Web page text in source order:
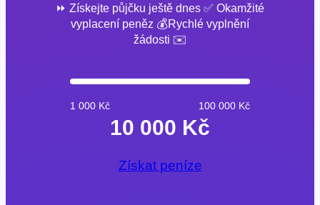
⏩ Získejte půjčku ještě dnes ✅ Okamžité
vyplacení peněz 💰Rychlé vyplnění
žádosti ✉️
1 000 Kč 100 000 Kč
10 000 Kč
Získat peníze